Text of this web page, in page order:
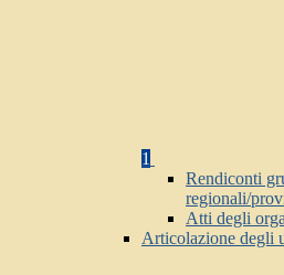
1
Rendiconti
regionali/
Atti degli
Articolazione degli